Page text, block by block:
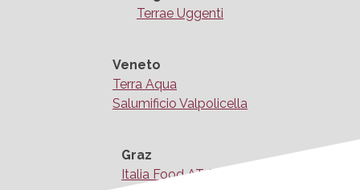
Terrae Uggenti
Veneto
Terra Aqua
Salumificio Valpolicella
Graz
Italia Food AT & CO